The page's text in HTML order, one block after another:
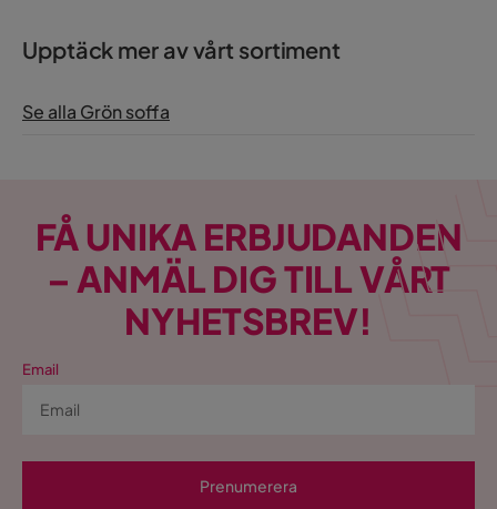
Upptäck mer av vårt sortiment
Se alla Grön soffa
FÅ UNIKA ERBJUDANDEN
– ANMÄL DIG TILL VÅRT
NYHETSBREV!
Email
Prenumerera